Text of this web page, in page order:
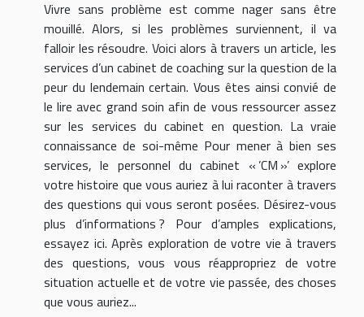
Vivre sans problème est comme nager sans être
mouillé. Alors, si les problèmes surviennent, il va
falloir les résoudre. Voici alors à travers un article, les
services d’un cabinet de coaching sur la question de la
peur du lendemain certain. Vous êtes ainsi convié de
le lire avec grand soin afin de vous ressourcer assez
sur les services du cabinet en question. La vraie
connaissance de soi-même Pour mener à bien ses
services, le personnel du cabinet « ’CM »’ explore
votre histoire que vous auriez à lui raconter à travers
des questions qui vous seront posées. Désirez-vous
plus d’informations ? Pour d’amples explications,
essayez ici. Après exploration de votre vie à travers
des questions, vous vous réappropriez de votre
situation actuelle et de votre vie passée, des choses
que vous auriez...